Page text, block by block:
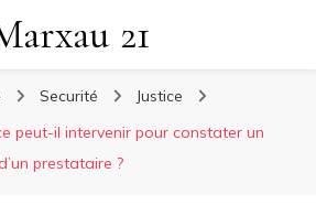
21
Securité
Justice
peut-il intervenir pour constater un
prestataire ?